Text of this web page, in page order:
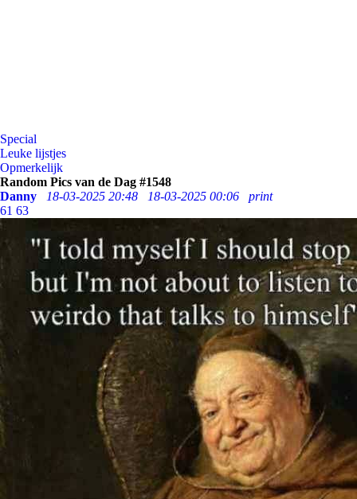
Special
Leuke lijstjes
Opmerkelijk
Random Pics van de Dag #1548
Danny
18-03-2025 20:48 18-03-2025 00:06
print
61 63